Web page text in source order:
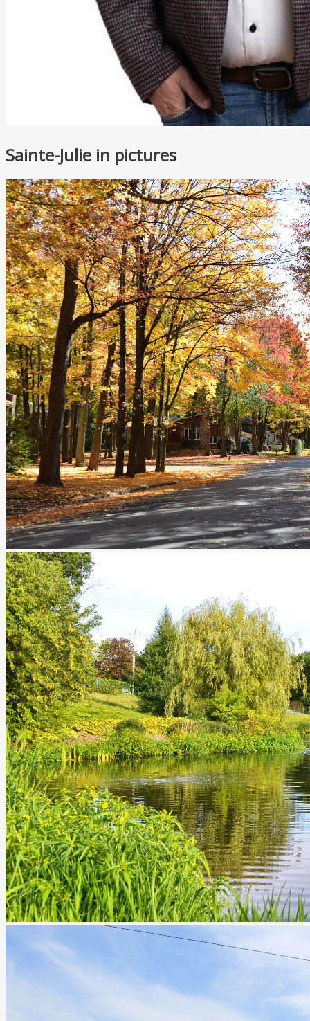
Sainte-Julie in pictures